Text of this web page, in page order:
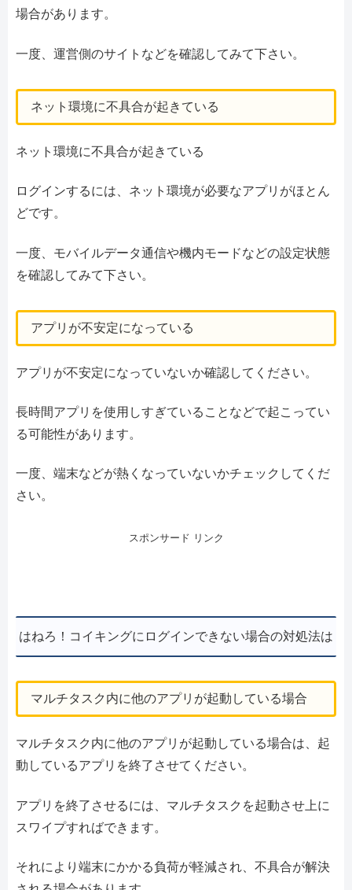
場合があります。
一度、運営側のサイトなどを確認してみて下さい。
ネット環境に不具合が起きている
ネット環境に不具合が起きている
ログインするには、ネット環境が必要なアプリがほとん
どです。
一度、モバイルデータ通信や機内モードなどの設定状態
を確認してみて下さい。
アプリが不安定になっている
アプリが不安定になっていないか確認してください。
長時間アプリを使用しすぎていることなどで起こってい
る可能性があります。
一度、端末などが熱くなっていないかチェックしてくだ
さい。
スポンサード リンク
はねろ！コイキングにログインできない場合の対処法は
マルチタスク内に他のアプリが起動している場合
マルチタスク内に他のアプリが起動している場合は、起
動しているアプリを終了させてください。
アプリを終了させるには、マルチタスクを起動させ上に
スワイプすればできます。
それにより端末にかかる負荷が軽減され、不具合が解決